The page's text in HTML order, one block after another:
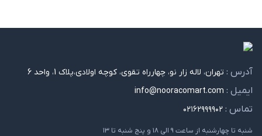
آدرس : تهران، لاله زار نو، چهارراه تقوی، کوچه اولادی،پلاک 1، واحد 6
ایمیل : info@nooracomart.com
تماس : ۰۲۱۶۲۹۹۹۹۰۲
شنبه تا چهارشنبه از ساعت ۹ الی ۱۸ و پنج شنبه تا ۱۳